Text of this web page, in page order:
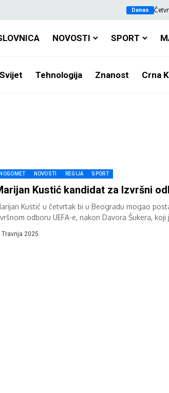
Danas
NOVOSTI SPORT
Svijet Tehnologija Znanost Crna
NOGOMET NOVOSTI REGIJA SPORT
Kustić kandidat za Izvršni
Kustić u četvrtak bi u Beogradu mogao
odboru UEFA-e, nakon Davora Šukera,
Travnja 2025.